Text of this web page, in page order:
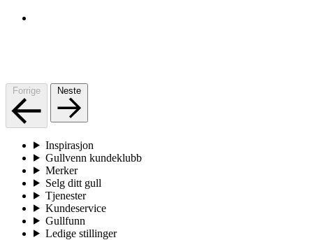
Forrige Neste
Inspirasjon
Gullvenn kundeklubb
Merker
Selg ditt gull
Tjenester
Kundeservice
Gullfunn
Ledige stillinger